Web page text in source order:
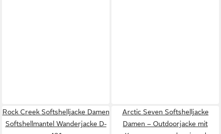
Rock Creek Softshelljacke Damen
Softshellmantel Wanderjacke D-
Arctic Seven Softshelljacke
Damen – Outdoorjacke mit